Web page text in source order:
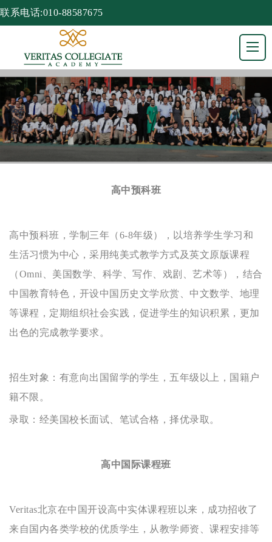
联系电话:010-88587675
高中预科班
高中预科班，学制三年（6-8年级），以培养学生学习和
生活习惯为中心，采用纯美式教学方式及英文原版课程
（Omni、美国数学、科学、写作、戏剧、艺术等），结合
中国教育特色，开设中国历史文学欣赏、中文数学、地理
等课程，定期组织社会实践，促进学生的知识积累，更加
出色的完成教学要求。
招生对象：有意向出国留学的学生，五年级以上，国籍户
籍不限。
录取：经美国校长面试、笔试合格，择优录取。
高中国际课程班
Veritas北京在中国开设高中实体课程班以来，成功招收了
来自国内各类学校的优质学生，从教学师资、课程安排等